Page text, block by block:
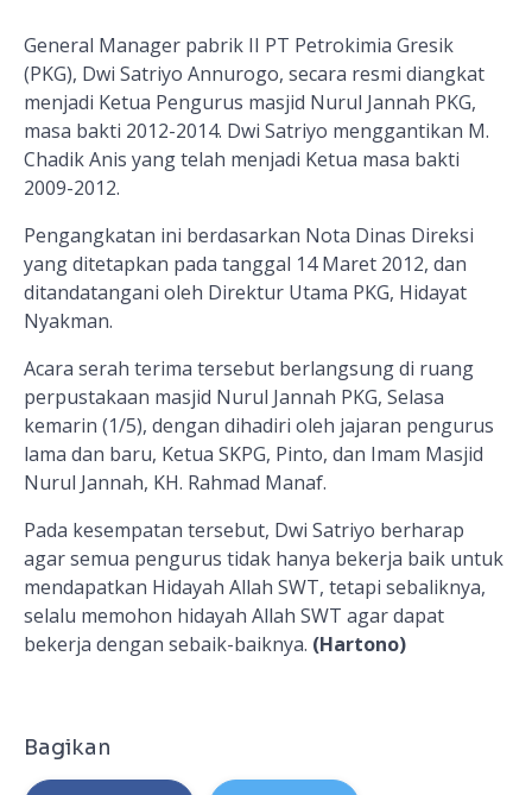
General Manager pabrik II PT Petrokimia Gresik
(PKG), Dwi Satriyo Annurogo, secara resmi diangkat
menjadi Ketua Pengurus masjid Nurul Jannah PKG,
masa bakti 2012-2014. Dwi Satriyo menggantikan M.
Chadik Anis yang telah menjadi Ketua masa bakti
2009-2012.
Pengangkatan ini berdasarkan Nota Dinas Direksi
yang ditetapkan pada tanggal 14 Maret 2012, dan
ditandatangani oleh Direktur Utama PKG, Hidayat
Nyakman.
Acara serah terima tersebut berlangsung di ruang
perpustakaan masjid Nurul Jannah PKG, Selasa
kemarin (1/5), dengan dihadiri oleh jajaran pengurus
lama dan baru, Ketua SKPG, Pinto, dan Imam Masjid
Nurul Jannah, KH. Rahmad Manaf.
Pada kesempatan tersebut, Dwi Satriyo berharap
agar semua pengurus tidak hanya bekerja baik untuk
mendapatkan Hidayah Allah SWT, tetapi sebaliknya,
selalu memohon hidayah Allah SWT agar dapat
bekerja dengan sebaik-baiknya. (Hartono)
Bagikan